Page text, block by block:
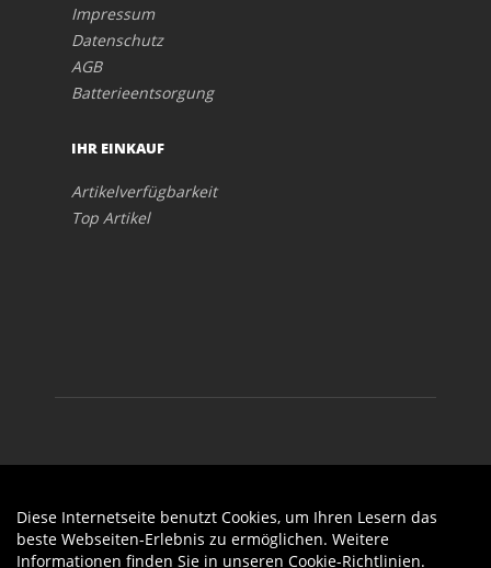
Impressum
Datenschutz
AGB
Batterieentsorgung
IHR EINKAUF
Artikelverfügbarkeit
Top Artikel
Diese Internetseite benutzt Cookies, um Ihren Lesern das
beste Webseiten-Erlebnis zu ermöglichen. Weitere
Informationen finden Sie in unseren Cookie-Richtlinien.
Auftrag widerrufen